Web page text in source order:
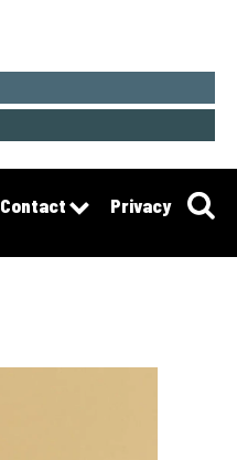
Contact Privacy